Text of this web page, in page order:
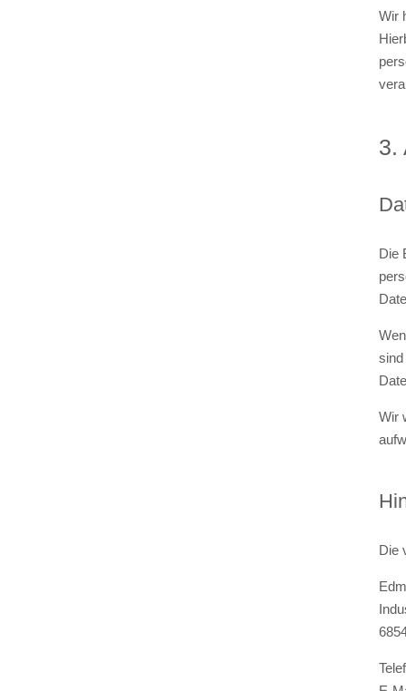
Wir
3.
Die
sind
Wir
Die